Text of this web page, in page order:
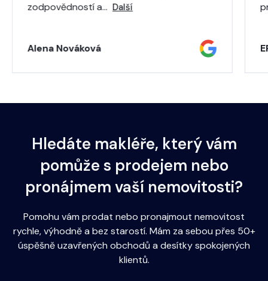
zodpovědností a… Další
Alena Nováková
Hledáte makléře, který vám
pomůže s prodejem nebo
pronájmem vaší nemovitosti?
Pomohu vám prodat nebo pronajmout nemovitost
rychle, výhodně a bez starostí. Mám za sebou přes 50+
úspěšně uzavřených obchodů a desítky spokojených
klientů.